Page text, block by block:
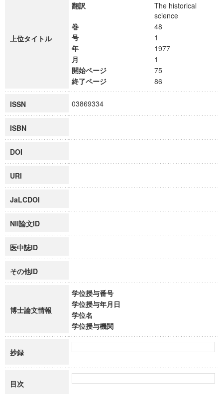
上位タイトル
翻訳
The historical
science
巻
48
号
1
年
1977
月
1
開始ページ
75
終了ページ
86
ISSN 03869334
ISBN
DOI
URI
JaLCDOI
NII論文ID
医中誌ID
その他ID
博士論文情報
学位授与番号
学位授与年月日
学位名
学位授与機関
抄録
目次